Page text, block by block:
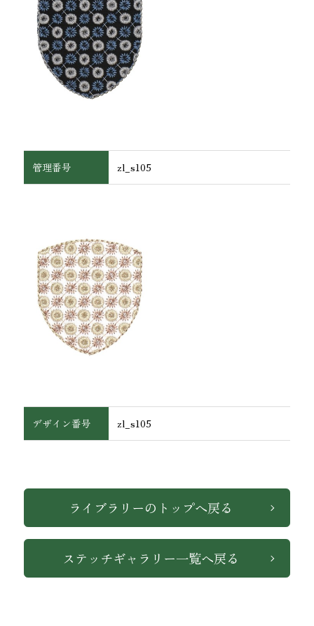
製品刺繍
ワッペン・腕章
インテリア
管理番号 zl_s105
デザイン番号 zl_s105
ライブラリーのトップへ戻る
ステッチギャラリー一覧へ戻る